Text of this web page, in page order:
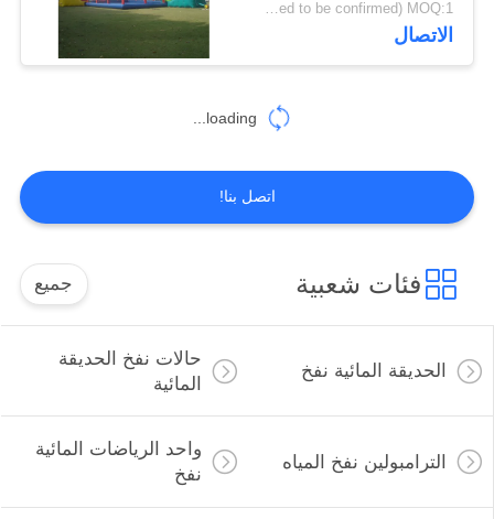
الألوان نفخ وقود
26
المسار الجوي الجمباز
6
USD7200-8800/set( price just for reference, detailed prices need to be confirmed) MOQ:1 مجموعة
الاتصال
loading...
اتصل بنا!
فئات شعبية جميع
الحديقة المائية نفخ
حالات نفخ الحديقة
المائية
الترامبولين نفخ المياه
واحد الرياضات المائية
نفخ